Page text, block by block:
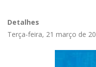
Detalhes
Terça-feira, 21 março de